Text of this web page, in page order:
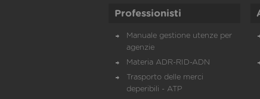
Professionisti
Manuale gestione utenze per
agenzie
Materia ADR-RID-ADN
Trasporto delle merci
deperibili - ATP